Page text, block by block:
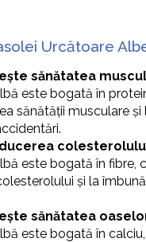
Urcătoare
sănătatea
este bogată în
sănătății musculare și
este bogată în fibre,
și la
sănătatea
este bogată în